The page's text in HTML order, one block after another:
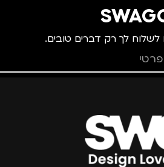
לשלוח לך רק דברים טובים.
צרפו אותי למועדון